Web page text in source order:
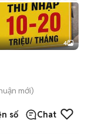
4
mới)
số Chat